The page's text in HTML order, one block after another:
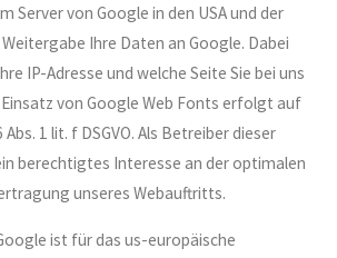
Server von Google in den USA und der
Ihre Daten an Google. Dabei
IP-Adresse und welche Seite Sie bei uns
von Google Web Fonts erfolgt auf
1 lit. f DSGVO. Als Betreiber dieser
berechtigtes Interesse an der optimalen
unseres Webauftritts.
ist für das us-europäische